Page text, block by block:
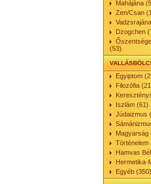
Mahájána
Zen/Csan
Dzogchen
(53)
Egyiptom
Filozófia
Iszlám (61)
Júdaizmus
Magyarság
Történelem
Hamvas
Hermetika-
Egyéb (350)